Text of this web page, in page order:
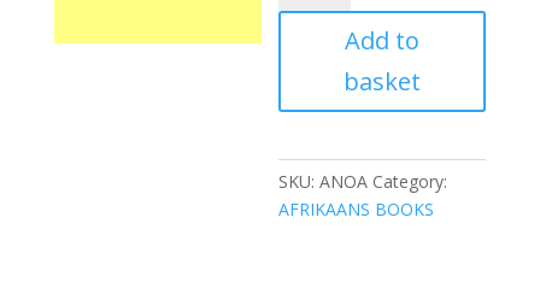
opregte
Add to
basket
SKU:ANOA Category:
AFRIKAANS BOOKS